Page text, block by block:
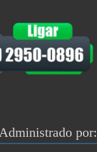
por: